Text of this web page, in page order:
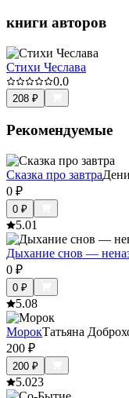
книги авторов
Стихи Чеслава
0.0
208 ₽
Рекомендуемые
Сказка про завтра
0 ₽
0 ₽
5.01
Дыхание снов —
0 ₽
0 ₽
5.08
МорокТатьяна
200 ₽
200 ₽
5.023